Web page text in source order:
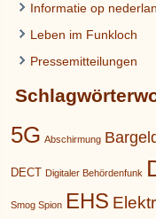
Informatie op
Leben im Funkloch
Pressemitteilungen
5G Abschirmung
DECT Digitaler Behördenfunk
Smog Spion EHS